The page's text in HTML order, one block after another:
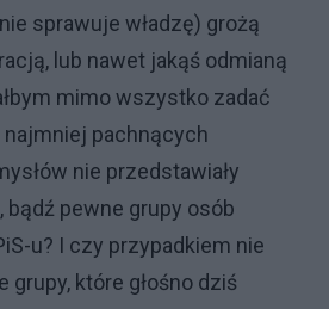
sprawuje władzę) grożą
lub nawet jakąś odmianą
mimo wszystko zadać
pachnących
nie przedstawiały
bądź pewne grupy osób
u? I czy przypadkiem nie
grupy, które głośno dziś